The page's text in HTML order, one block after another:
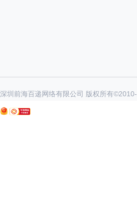
深圳前海百递网络有限公司 版权所有©2010-